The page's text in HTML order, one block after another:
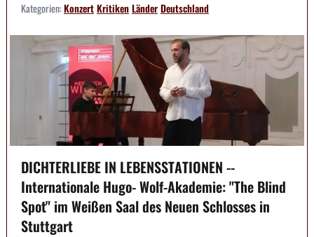
Kategorien:KonzertKritikenLänderDeutschland
DICHTERLIEBE IN LEBENSSTATIONEN --
Internationale Hugo- Wolf-Akademie: "The Blind
Spot" im Weißen Saal des Neuen Schlosses in
Stuttgart